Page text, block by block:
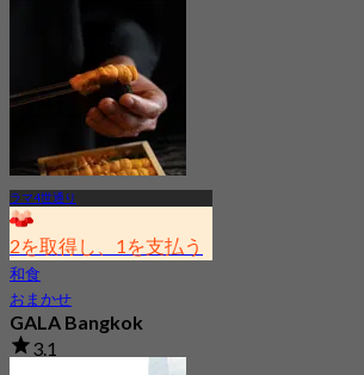
4.1K 予約済み
から฿ 525
ラマ4世通り
2を取得し、1を支払う
和食
おまかせ
GALA Bangkok
3.1